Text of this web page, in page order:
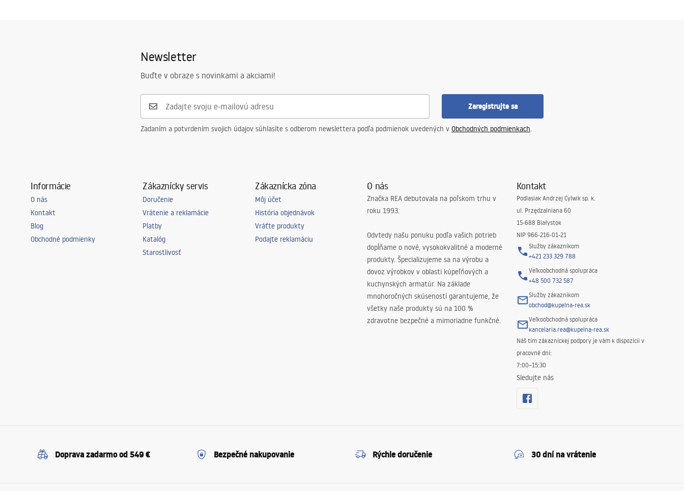
Newsletter
Buďte v obraze s novinkami a akciami!
Zaregistrujte sa
Zadaním a potvrdením svojich údajov súhlasíte s odberom newslettera podľa podmienok uvedených v Obchodných podmienkach.
Informácie
O nás
Kontakt
Blog
Obchodné podmienky
Zákaznícky servis
Doručenie
Vrátenie a reklamácie
Platby
Katalóg
Starostlivosť
Zákaznícka zóna
Môj účet
História objednávok
Vráťte produkty
Podajte reklamáciu
O nás
Značka REA debutovala na poľskom trhu v
roku 1993.
Odvtedy našu ponuku podľa vašich potrieb
dopĺňame o nové, vysokokvalitné a moderné
produkty. Špecializujeme sa na výrobu a
dovoz výrobkov v oblasti kúpeľňových a
kuchynských armatúr. Na základe
mnohoročných skúseností garantujeme, že
všetky naše produkty sú na 100 %
zdravotne bezpečné a mimoriadne funkčné.
Kontakt
Podlasiak Andrzej Cylwik sp. k.
ul. Przędzalniana 60
15-688 Białystok
NIP 966-216-01-21
Služby zákazníkom
+421 233 329 788
Veľkoobchodná spolupráca
+48 500 732 587
Služby zákazníkom
obchod@kupelna-rea.sk
Veľkoobchodná spolupráca
kancelaria.rea@kupelna-rea.sk
Náš tím zákazníckej podpory je vám k dispozícii v
pracovné dni:
7:00–15:30
Sledujte nás
Doprava zadarmo od 549 € Bezpečné nakupovanie Rýchle doručenie 30 dní na vrátenie